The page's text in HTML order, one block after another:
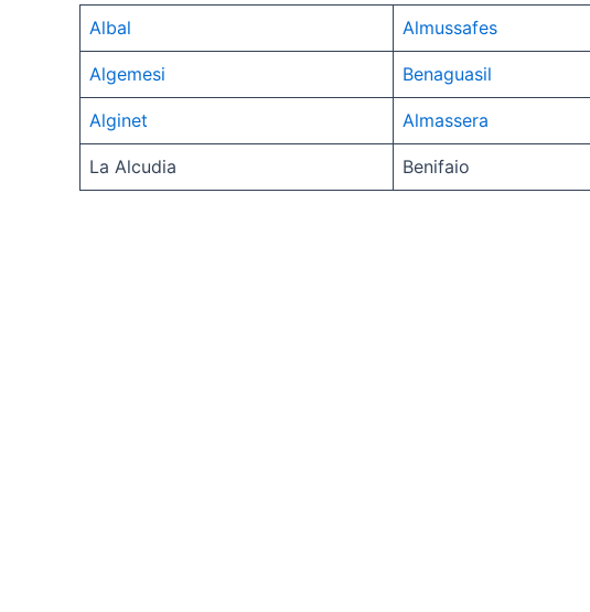
Albal Almussafes
Algemesi Benaguasil
Alginet Almassera
La Alcudia Benifaio